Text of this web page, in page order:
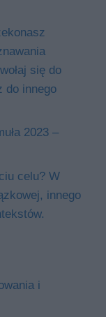
się do
do innego
2023 –
celu? W
innego
i